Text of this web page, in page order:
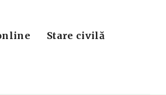
Stare civilă